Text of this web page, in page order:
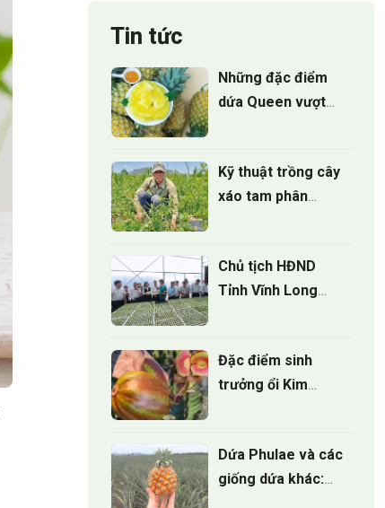
Tin tức
Những đặc điểm
dứa Queen vượt
Kỹ thuật trồng cây
xáo tam phân
Chủ tịch HĐND
Tỉnh Vĩnh Long
nghệ cao tại
ViGen
Đặc điểm sinh
trưởng ổi Kim
vườn cần biết
Dứa Phulae và các
giống dứa khác: